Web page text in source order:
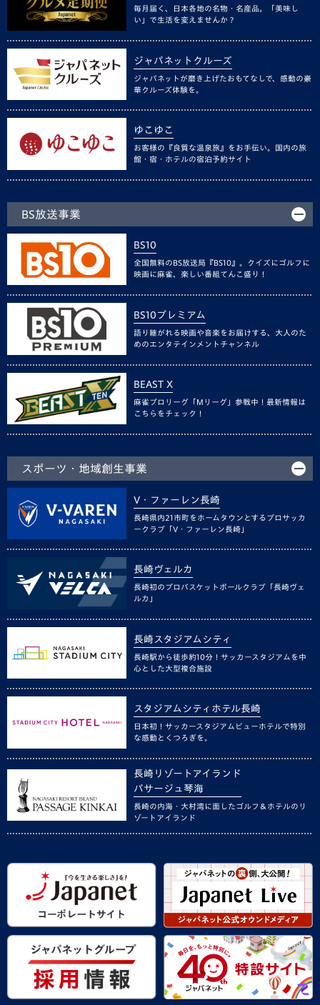
毎月届く、日本各地の名物・名産品。「美味し
い」で生活を変えませんか？
ジャパネットクルーズ
ジャパネットが磨き上げたおもてなしで、感動の豪
華クルーズ体験を。
ゆこゆこ
お客様の『良質な温泉旅』をお手伝い。国内の旅
館・宿・ホテルの宿泊予約サイト
BS放送事業
BS10
全国無料のBS放送局『BS10』。クイズにゴルフに
映画に麻雀、楽しい番組てんこ盛り！
BS10プレミアム
語り継がれる映画や音楽をお届けする、大人のた
めのエンタテインメントチャンネル
BEAST X
麻雀プロリーグ「Mリーグ」参戦中！最新情報は
こちらをチェック！
スポーツ・地域創生事業
V・ファーレン長崎
長崎県内21市町をホームタウンとするプロサッカ
ークラブ「V・ファーレン長崎」
長崎ヴェルカ
長崎初のプロバスケットボールクラブ「長崎ヴェ
ルカ」
長崎スタジアムシティ
長崎駅から徒歩約10分！サッカースタジアムを中
心とした大型複合施設
スタジアムシティホテル長崎
日本初！サッカースタジアムビューホテルで特別
な感動とくつろぎを。
長崎リゾートアイランド
パサージュ琴海
長崎の内海・大村湾に面したゴルフ＆ホテルのリ
ゾートアイランド